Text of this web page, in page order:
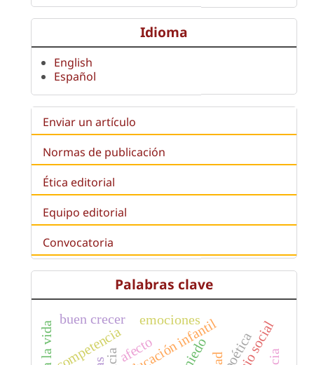
Idioma
English
Español
Enviar un artículo
Normas de publicación
Ética editorial
Equipo editorial
Convocatoria
Palabras clave
poética
competencia miedo
educación infantil
afecto
emociones
buen crecer